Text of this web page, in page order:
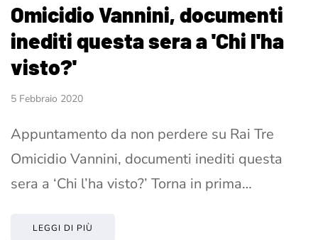
Omicidio Vannini, documenti
inediti questa sera a 'Chi l'ha
visto?'
5 Febbraio 2020
Appuntamento da non perdere su Rai Tre
Omicidio Vannini, documenti inediti questa
sera a ‘Chi l’ha visto?’ Torna in prima…
LEGGI DI PIÙ